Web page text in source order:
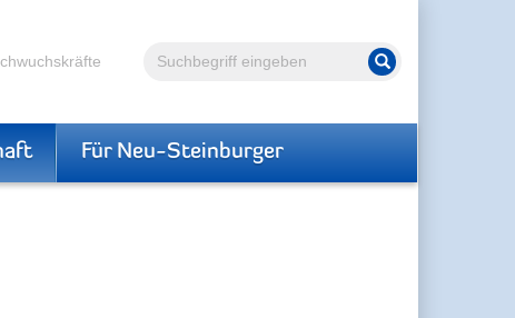
Volltextsuche Suche starten
Für Neu-Steinburger